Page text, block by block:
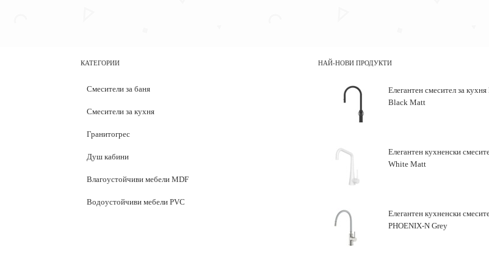
КАТЕГОРИИ
Смесители за баня
Смесители за кухня
Гранитогрес
Душ кабини
Влагоустойчиви мебели MDF
Водоустойчиви мебели PVC
НАЙ-НОВИ ПРОДУКТИ
Елегантен смесител за кухня
Black Matt
Елегантен кухненски
White Matt
Елегантен кухненски
PHOENIX-N Grey